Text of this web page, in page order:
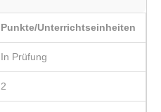
Punkte/Unterrichtseinheiten
In Prüfung
2